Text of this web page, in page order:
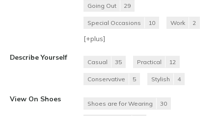
Going Out 29
Special Occasions 10 Work 2
[+plus]
Describe Yourself
Casual 35 Practical 12
Conservative 5 Stylish 4
View On Shoes
Shoes are for Wearing 30